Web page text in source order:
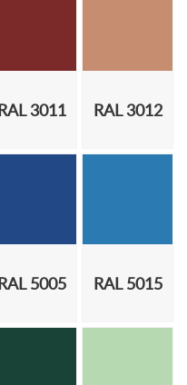
RAL 3011 RAL 3012
RAL 5005 RAL 5015